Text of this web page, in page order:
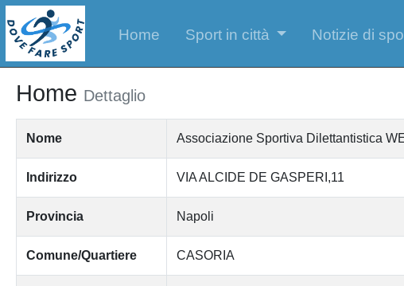
Home Sport in città Notizie di
Home Dettaglio
Nome Associazione Sportiva Dilettantistica
Indirizzo VIA ALCIDE DE GASPERI,11
Provincia Napoli
Comune/Quartiere CASORIA